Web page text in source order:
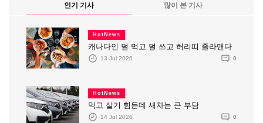
인기 기사 많이 본 기사
HotNews
캐나다인 덜 먹고 덜 쓰고 허리띠 졸라맨다
13 Jul 2026 0
HotNews
먹고 살기 힘든데 새차는 큰 부담
14 Jul 2026 0